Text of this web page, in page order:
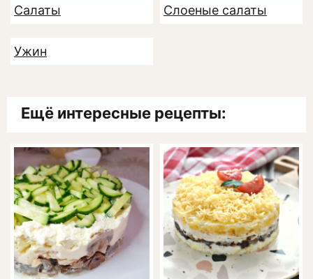
Салаты Слоеные салаты
Ужин
Ещё интересные рецепты: